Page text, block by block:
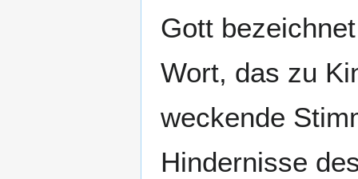
Gott
Wort, das zu
weckende
Hindernisse